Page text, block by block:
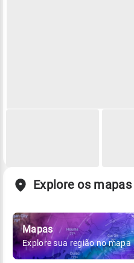
Explore os mapas
Mapas
Explore sua região no mapa